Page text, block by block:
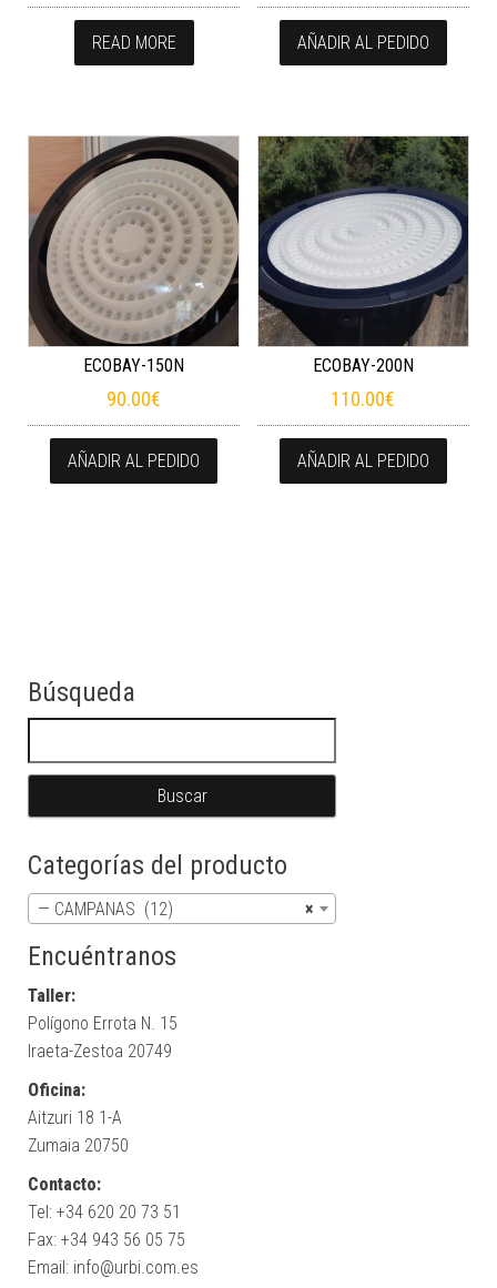
READ MORE AÑADIR AL PEDIDO
ECOBAY-150N
90.00€
AÑADIR AL PEDIDO
ECOBAY-200N
110.00€
AÑADIR AL PEDIDO
Búsqueda
Categorías del producto
×
— CAMPANAS (12)
Encuéntranos
Taller:
Polígono Errota N. 15
Iraeta-Zestoa 20749
Oficina:
Aitzuri 18 1-A
Zumaia 20750
Contacto:
Tel: +34 620 20 73 51
Fax: +34 943 56 05 75
Email: info@urbi.com.es